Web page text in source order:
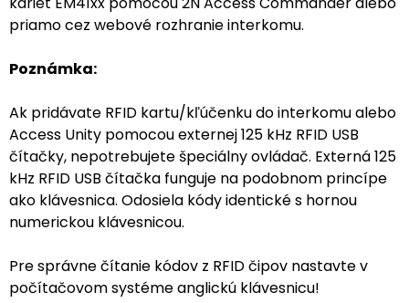
priamo cez webové rozhranie interkomu.
Poznámka:
Ak pridávate RFID kartu/kľúčenku do interkomu alebo
Access Unity pomocou externej 125 kHz RFID USB
čítačky, nepotrebujete špeciálny ovládač. Externá 125
kHz RFID USB čítačka funguje na podobnom princípe
ako klávesnica. Odosiela kódy identické s hornou
numerickou klávesnicou.
Pre správne čítanie kódov z RFID čipov nastavte v
počítačovom systéme anglickú klávesnicu!